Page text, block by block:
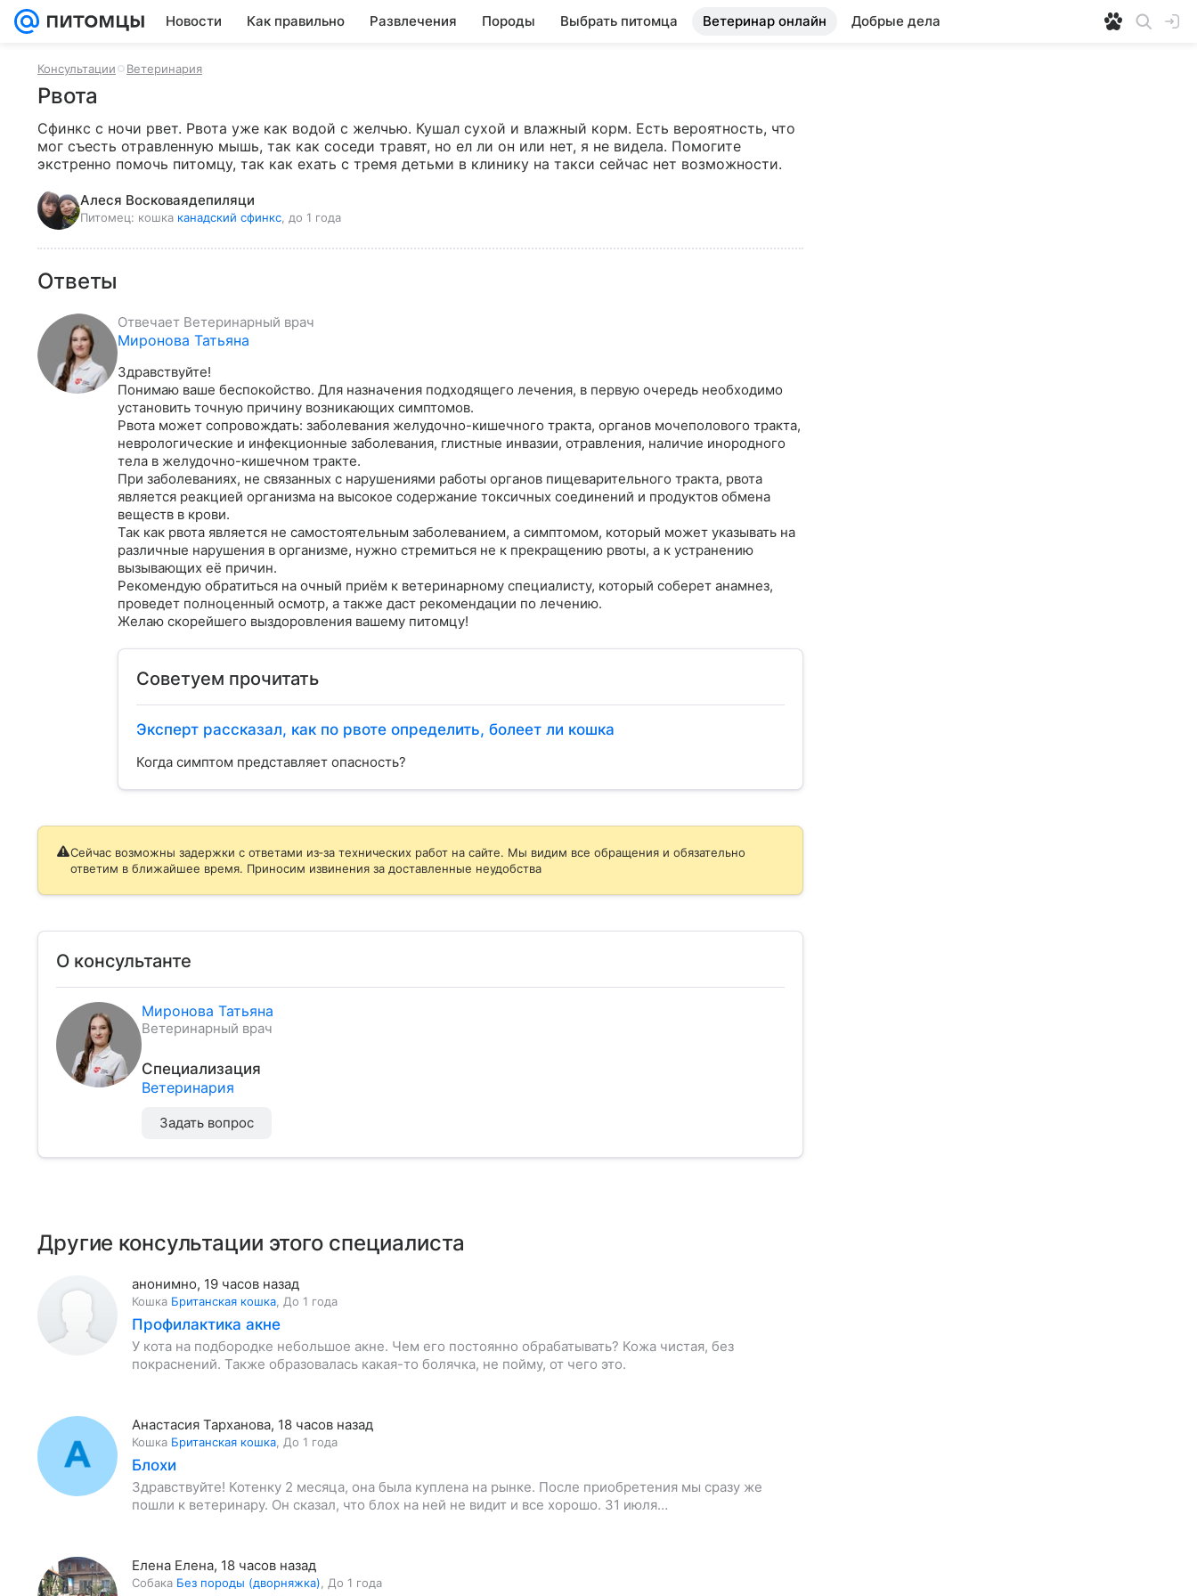
Новости Как правильно Развлечения Породы Выбрать питомца Ветеринар онлайн Добрые дела
Консультации Ветеринария
Рвота
Сфинкс с ночи рвет. Рвота уже как водой с желчью. Кушал сухой и влажный корм. Есть вероятность, что
мог съесть отравленную мышь, так как соседи травят, но ел ли он или нет, я не видела. Помогите
экстренно помочь питомцу, так как ехать с тремя детьми в клинику на такси сейчас нет возможности.
Алеся Восковаядепиляци
Питомец: кошка канадский сфинкс , до 1 года
Ответы
Отвечает Ветеринарный врач
Миронова Татьяна
Здравствуйте!
Понимаю ваше беспокойство. Для назначения подходящего лечения, в первую очередь необходимо
установить точную причину возникающих симптомов.
Рвота может сопровождать: заболевания желудочно-кишечного тракта, органов мочеполового тракта,
неврологические и инфекционные заболевания, глистные инвазии, отравления, наличие инородного
тела в желудочно-кишечном тракте.
При заболеваниях, не связанных с нарушениями работы органов пищеварительного тракта, рвота
является реакцией организма на высокое содержание токсичных соединений и продуктов обмена
веществ в крови.
Так как рвота является не самостоятельным заболеванием, а симптомом, который может указывать на
различные нарушения в организме, нужно стремиться не к прекращению рвоты, а к устранению
вызывающих её причин.
Рекомендую обратиться на очный приём к ветеринарному специалисту, который соберет анамнез,
проведет полноценный осмотр, а также даст рекомендации по лечению.
Желаю скорейшего выздоровления вашему питомцу!
Советуем прочитать
Эксперт рассказал, как по рвоте определить, болеет ли кошка
Когда симптом представляет опасность?
Сейчас возможны задержки с ответами из‑за технических работ на сайте. Мы видим все обращения и обязательно
ответим в ближайшее время. Приносим извинения за доставленные неудобства
О консультанте
Миронова Татьяна
Ветеринарный врач
Специализация
Ветеринария
Задать вопрос
Другие консультации этого специалиста
анонимно, 19 часов назад
Кошка Британская кошка До 1 года
Профилактика акне
У кота на подбородке небольшое акне. Чем его постоянно обрабатывать? Кожа чистая, без
покраснений. Также образовалась какая-то болячка, не пойму, от чего это.
Анастасия Тарханова, 18 часов назад
Кошка Британская кошка До 1 года
Блохи
Здравствуйте! Котенку 2 месяца, она была куплена на рынке. После приобретения мы сразу же
пошли к ветеринару. Он сказал, что блох на ней не видит и все хорошо. 31 июля…
Елена Елена, 18 часов назад
Собака Без породы (дворняжка) До 1 года